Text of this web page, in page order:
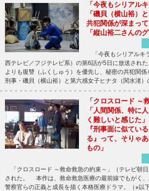
「今夜もシリアル
「磯貝（横山裕）
共犯関係が深まっ
「縦山裕二さんの
「今夜もシリアルキ
西テレビ／フジテレビ系）の第6話が5日に放送され
よりも復讐（ふくしゅう）を優先し、秘密の共犯関
刑事・磯貝（横山裕）と第六感女子ヒナタ（関水渚
「クロスロード ～
「人間関係、特に
く難しいと感じた
『刑事面に似てい
る』って、そりゃ
もの」
「クロスロード ～救命救急の約束～」（テレビ朝
された。 本作は、救命救急医療の最前線でもがく、
警察官らの正義と成長を描く本格医療ドラマ。（※以